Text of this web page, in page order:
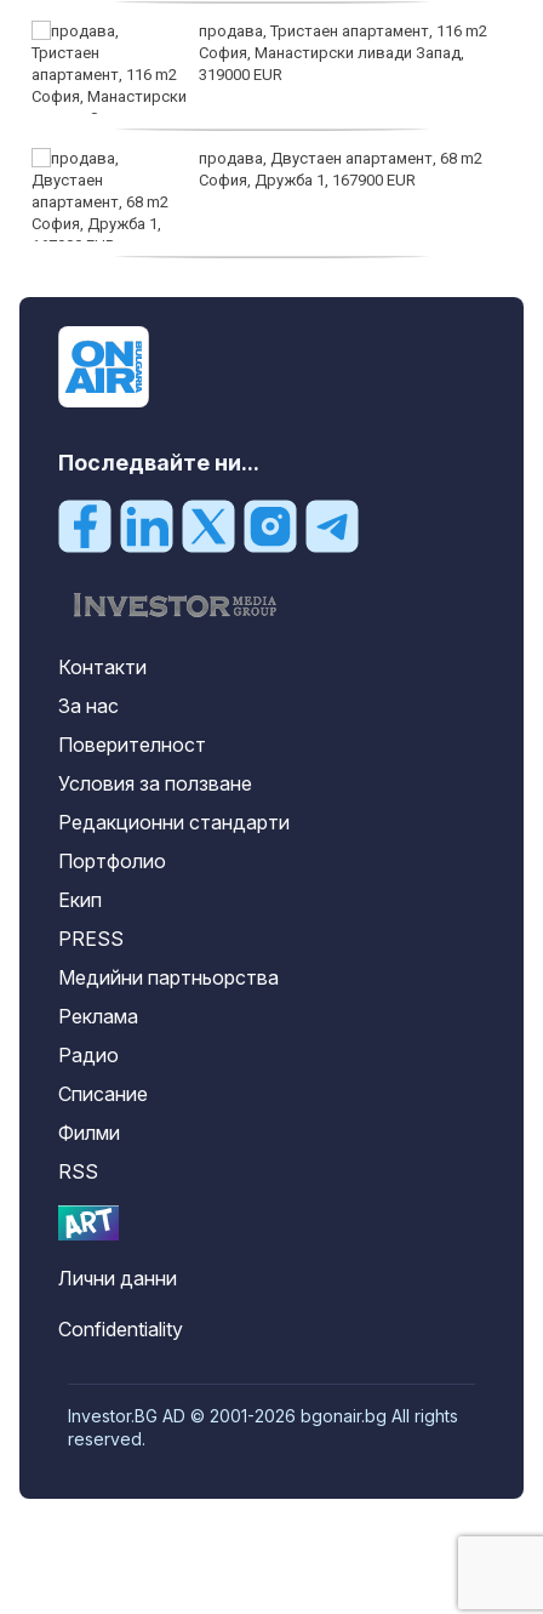
продава, Тристаен апартамент, 116 m2
София, Манастирски ливади Запад,
319000 EUR
продава, Двустаен апартамент, 68 m2
София, Дружба 1, 167900 EUR
Последвайте ни...
Контакти
За нас
Поверителност
Условия за ползване
Редакционни стандарти
Портфолио
Екип
PRESS
Медийни партньорства
Реклама
Радио
Списание
Филми
RSS
Лични данни
Confidentiality
Investor.BG AD © 2001-2026 bgonair.bg All rights
reserved.